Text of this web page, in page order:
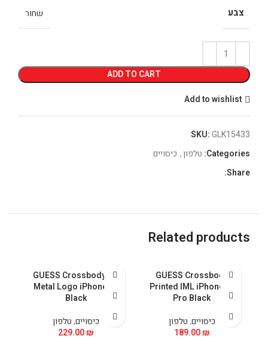
צבע שחור
ADD TO CART
Add to wishlist
SKU:GLK15433
Categories: טלפון, כיסויים
Share:
Related products
GUESS Crossbody
Printed IML iPhone 15
Pro Black
כיסויים,טלפון
189.00₪
GUESS Crossbody PU
Metal Logo iPhone 15
Black
כיסויים,טלפון
229.00₪